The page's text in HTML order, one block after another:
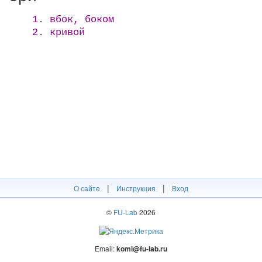
1. вбок, боком
2. кривой
О сайте | Инструкция | Вход
© FU-Lab2026
Email:komi@fu-lab.ru